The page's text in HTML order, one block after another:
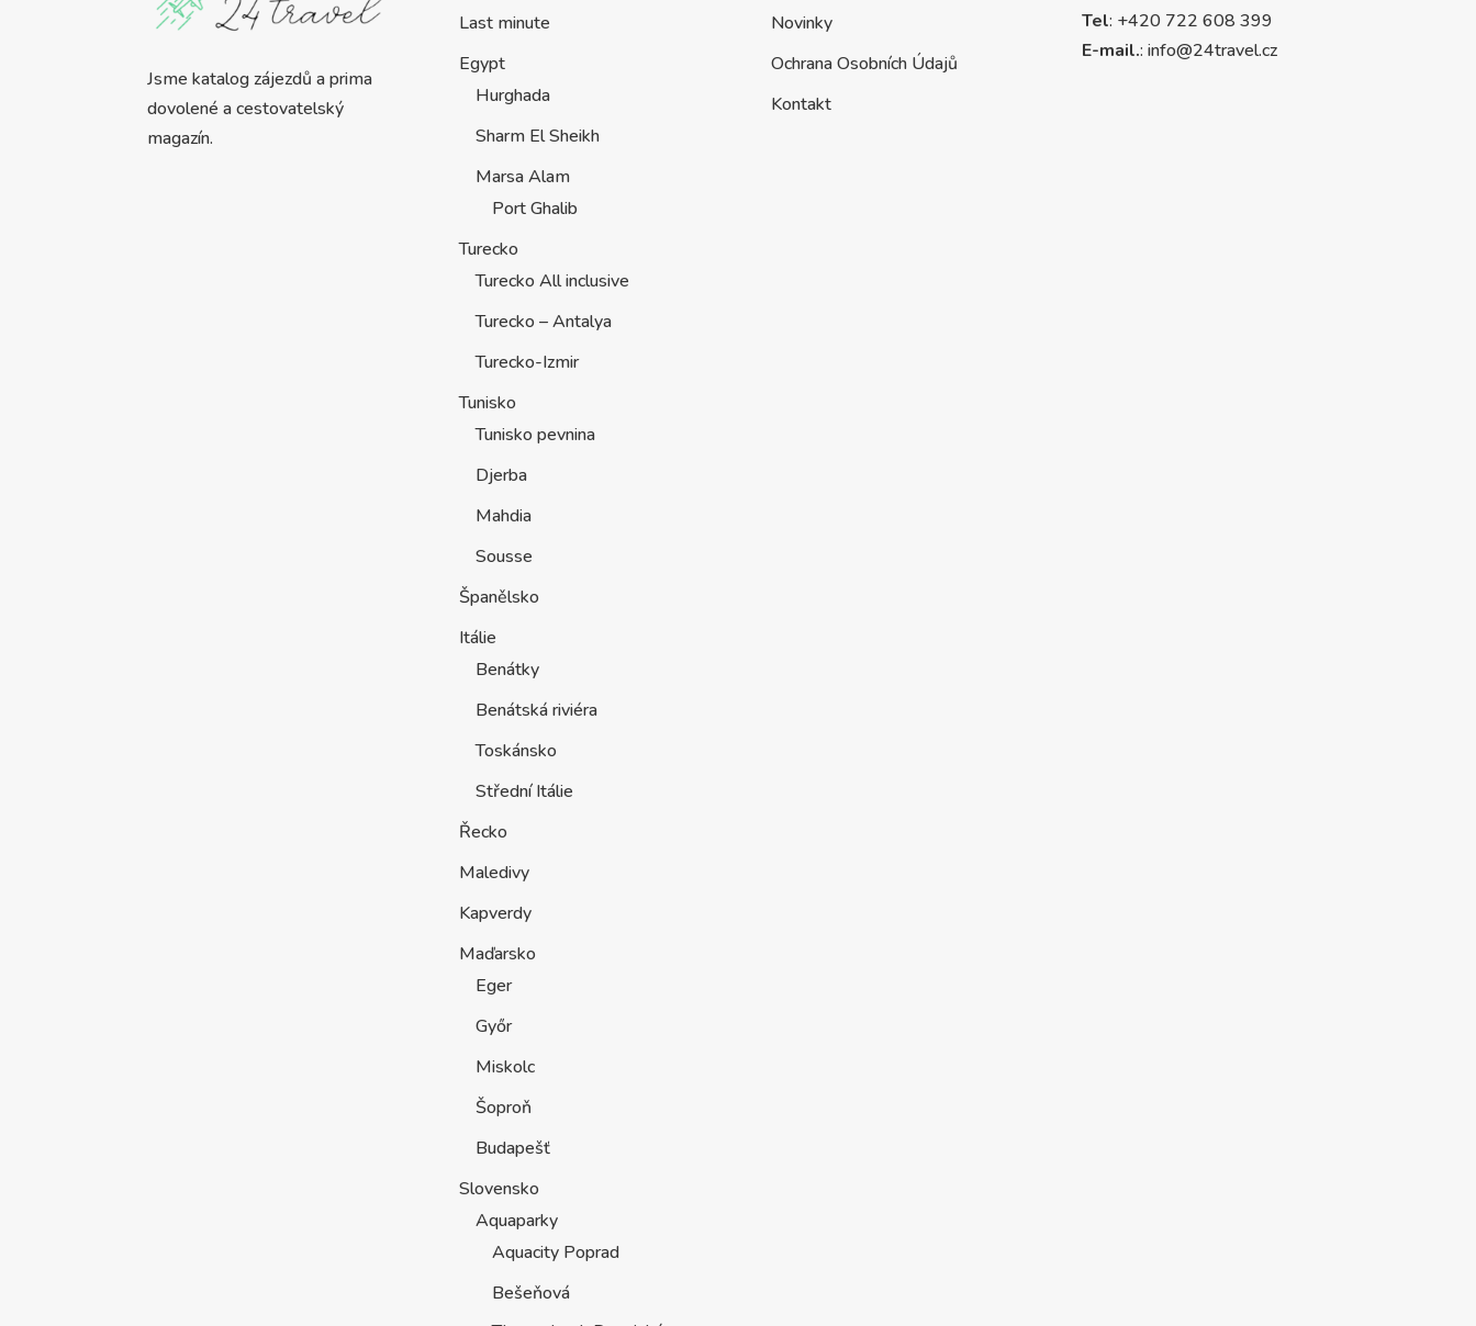
Jsme katalog zájezdů a prima
dovolené a cestovatelský
magazín.
Last minute
Egypt
Hurghada
Sharm El Sheikh
Marsa Alam
Port Ghalib
Turecko
Turecko All inclusive
Turecko – Antalya
Turecko-Izmir
Tunisko
Tunisko pevnina
Djerba
Mahdia
Sousse
Španělsko
Itálie
Benátky
Benátská riviéra
Toskánsko
Střední Itálie
Řecko
Maledivy
Kapverdy
Maďarsko
Eger
Győr
Miskolc
Šoproň
Budapešť
Slovensko
Aquaparky
Aquacity Poprad
Bešeňová
Novinky
Ochrana Osobních Údajů
Kontakt
Tel: +420 722 608 399
E-mail.:info@24travel.cz